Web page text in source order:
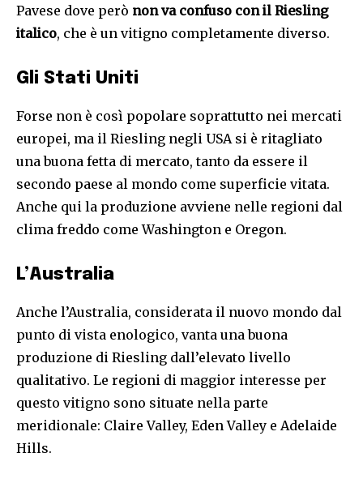
Pavese dove però non va confuso con il Riesling
italico, che è un vitigno completamente diverso.
Gli Stati Uniti
Forse non è così popolare soprattutto nei mercati
europei, ma il Riesling negli USA si è ritagliato
una buona fetta di mercato, tanto da essere il
secondo paese al mondo come superficie vitata.
Anche qui la produzione avviene nelle regioni dal
clima freddo come Washington e Oregon.
L’Australia
Anche l’Australia, considerata il nuovo mondo dal
punto di vista enologico, vanta una buona
produzione di Riesling dall’elevato livello
qualitativo. Le regioni di maggior interesse per
questo vitigno sono situate nella parte
meridionale: Claire Valley, Eden Valley e Adelaide
Hills.